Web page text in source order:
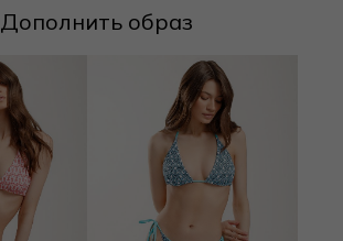
Дополнить образ